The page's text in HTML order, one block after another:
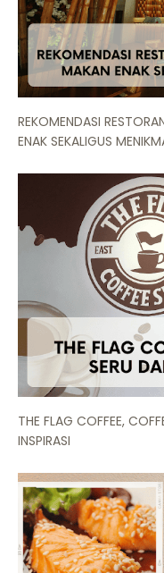
REKOMENDASI
ENAK SEKALIGUS
THE FLAG COFFEE,
INSPIRASI